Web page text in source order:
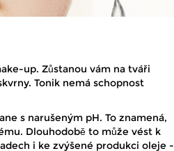
up. Zůstanou vám na tváři
Tonik nemá schopnost
s narušeným pH. To znamená,
Dlouhodobě to může vést k
i ke zvýšené produkci oleje -